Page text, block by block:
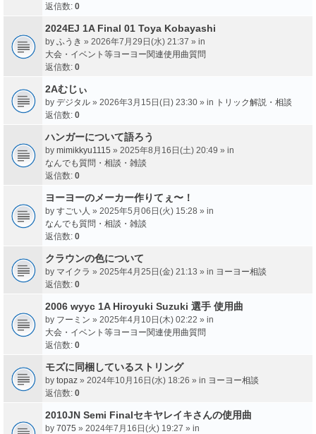
返信数: 0
2024EJ 1A Final 01 Toya Kobayashi
by ふうき » 2026年7月29日(水) 21:37 » in
大会・イベント等ヨーヨー関連使用曲質問
返信数: 0
2Aむじぃ
by デジタル » 2026年3月15日(日) 23:30 » in トリック解説・相談
返信数: 0
ハンガーについて語ろう
by mimikkyu1115 » 2025年8月16日(土) 20:49 » in
なんでも質問・相談・雑談
返信数: 0
ヨーヨーのメーカー作りてぇ〜！
by すごい人 » 2025年5月06日(火) 15:28 » in
なんでも質問・相談・雑談
返信数: 0
クラウンの色について
by マイクラ » 2025年4月25日(金) 21:13 » in ヨーヨー相談
返信数: 0
2006 wyyc 1A Hiroyuki Suzuki 選手 使用曲
by フーミン » 2025年4月10日(木) 02:22 » in
大会・イベント等ヨーヨー関連使用曲質問
返信数: 0
モズに同梱しているストリング
by topaz » 2024年10月16日(水) 18:26 » in ヨーヨー相談
返信数: 0
2010JN Semi Finalセキヤレイキさんの使用曲
by 7075 » 2024年7月16日(火) 19:27 » in